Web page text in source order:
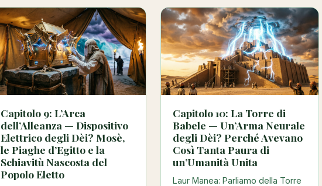
Capitolo 9: L’Arca
dell’Alleanza — Dispositivo
Elettrico degli Dèi? Mosè,
le Piaghe d’Egitto e la
Schiavitù Nascosta del
Popolo Eletto
Capitolo 10: La Torre di
Babele — Un’Arma Neurale
degli Dèi? Perché Avevano
Così Tanta Paura di
un’Umanità Unita
Laur Manea: Parliamo della Torre